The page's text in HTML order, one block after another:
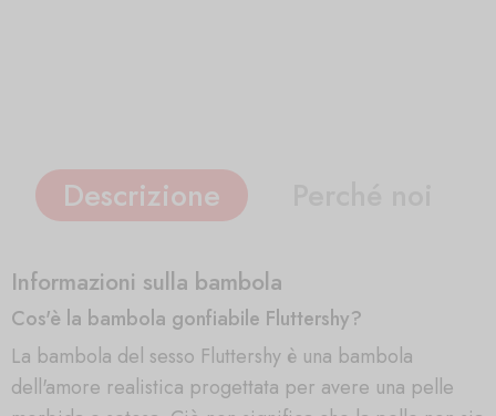
Descrizione
Informazioni sulla bambola
Cos'è la bambola gonfiabile Fluttershy?
La bambola del sesso Fluttershy è una bambola
dell'amore realistica progettata per avere una pelle